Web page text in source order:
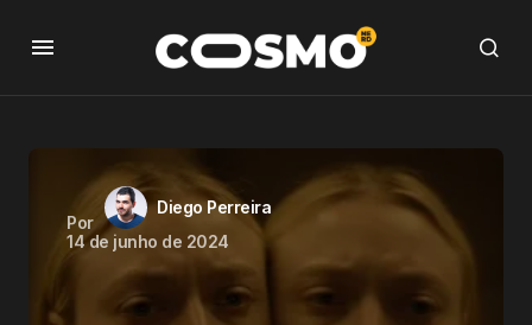
Por
Diego Perreira
14 de junho de 2024